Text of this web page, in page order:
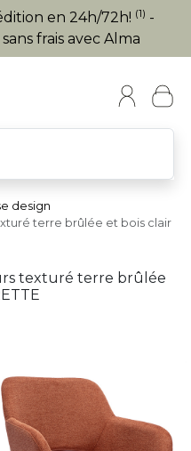
en 24h/72h! (1) -
frais avec Alma
design
terre brûlée et bois clair
texturé terre brûlée